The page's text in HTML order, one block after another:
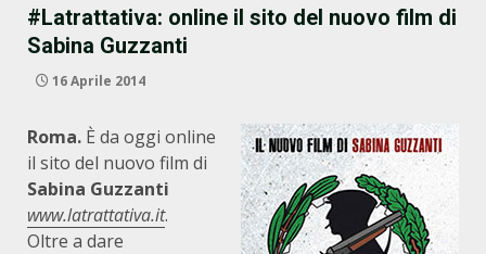
#Latrattativa: online il sito del nuovo film di
Sabina Guzzanti
16 Aprile 2014
Roma. È da oggi online
il sito del nuovo film di
Sabina Guzzanti
www.latrattativa.it.
Oltre a dare